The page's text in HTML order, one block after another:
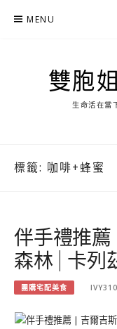
MENU
雙胞
生命活在當
標籤: 咖啡+蜂蜜
伴手禮推
森林 | 卡列
團購宅配美食